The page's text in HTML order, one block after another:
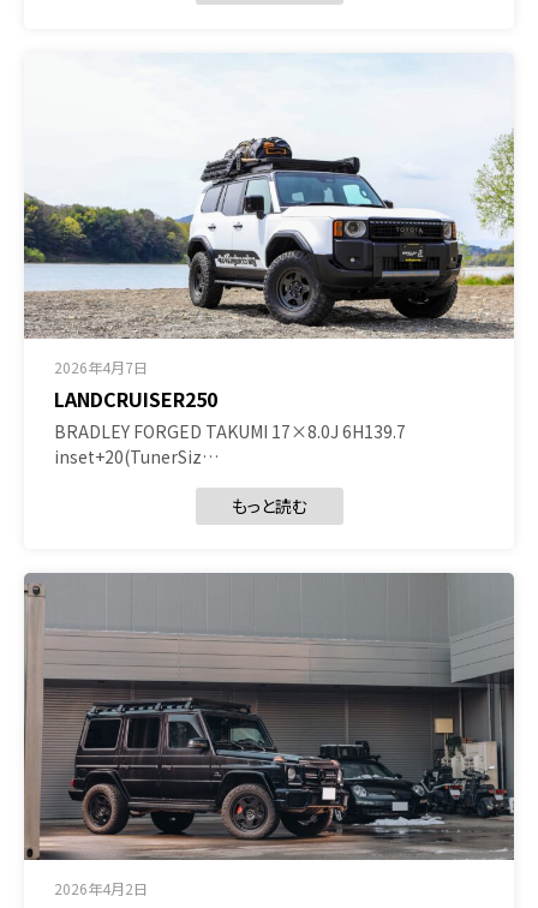
2026年4月7日
LANDCRUISER250
BRADLEY FORGED TAKUMI 17×8.0J 6H139.7
inset+20(TunerSiz…
もっと読む
2026年4月2日